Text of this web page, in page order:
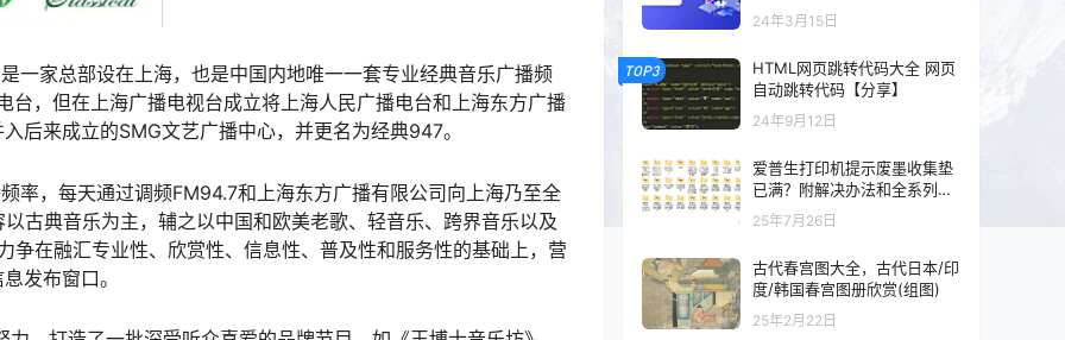
一家总部设在上海，也是中国内地唯一一套专业经典音乐广播频
，但在上海广播电视台成立将上海人民广播电台和上海东方广播
后来成立的SMG文艺广播中心，并更名为经典947。
率，每天通过调频FM94.7和上海东方广播有限公司向上海乃至全
古典音乐为主，辅之以中国和欧美老歌、轻音乐、跨界音乐以及
争在融汇专业性、欣赏性、信息性、普及性和服务性的基础上，营
发布窗口。
以及混剪的可以看一下
24年3月15日
TOP3
HTML网页跳转代码大全 网页
自动跳转代码【分享】
24年9月12日
爱普生打印机提示废墨收集垫
已满？附解决办法和全系列清
零工具和教程
25年7月26日
古代春宫图大全，古代日本/印
度/韩国春宫图册欣赏(组图)
25年2月22日